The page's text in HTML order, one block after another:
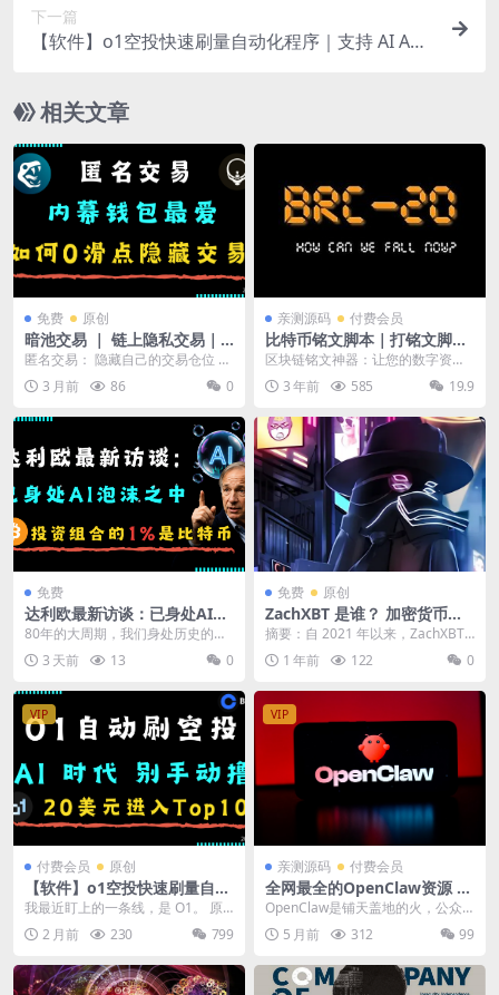
下一篇
【软件】o1空投快速刷量自动化程序｜支持 AI Age
相关文章
免费 原创
暗池交易 ｜ 链上隐私交易｜
匿名交易 ｜ 0 滑点交易 ｜ 交
易奖励
匿名交易： 隐藏自己的交易仓位 ht
tps://www.vanish.trade...
3 月前 86 0
亲测源码 付费会员
比特币铭文脚本｜打铭文脚本
｜ AVAX、Polygon、Base
打铭文｜ 源码工具 ｜监控群
组
区块链铭文神器：让您的数字资产
增值飞跃！ 随着区块链技术的不断
发展和普及，数字资...
3 年前 585 19.9
免费
达利欧最新访谈：已身处AI泡
沫之中，投资组合的1%是比
特币
80年的大周期，我们身处历史的哪
个位置？ 桥水基金创始人瑞·达利欧
（Ray Da...
3 天前 13 0
免费 原创
ZachXBT 是谁？ 加密货币匿
名侦探
摘要：自 2021 年以来，ZachXBT
一直是一位自学成才的区块链调查
员的数字...
1 年前 122 0
VIP
付费会员 原创
【软件】o1空投快速刷量自动
化程序｜支持 AI Agent
我最近盯上的一条线，是 O1。 原
因很简单。 Coinbase 已经把它放
进上线...
2 月前 230 799
VIP
亲测源码 付费会员
全网最全的OpenClaw资源 |
超过 1G 安装包|教程|破解
码|付费版
OpenClaw是铺天盖地的火，公众
号、媒体都在发，这里有OpenCla
w安装教...
5 月前 312 99